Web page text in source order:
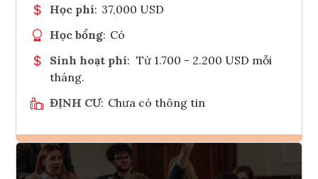
Học phí: 37,000 USD
Học bổng: Có
Sinh hoạt phí: Từ 1.700 - 2.200 USD mỗi
tháng.
ĐỊNH CƯ: Chưa có thông tin
Ghi danh